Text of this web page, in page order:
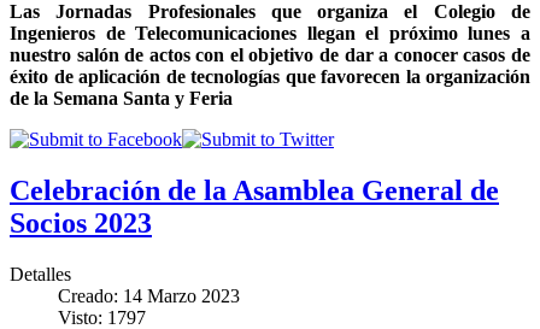
Las Jornadas Profesionales que organiza el Colegio de
Ingenieros de Telecomunicaciones llegan el próximo lunes a
nuestro salón de actos con el objetivo de dar a conocer casos de
éxito de aplicación de tecnologías que favorecen la organización
de la Semana Santa y Feria
Celebración de la Asamblea General de
Socios 2023
Detalles
Creado: 14 Marzo 2023
Visto: 1797